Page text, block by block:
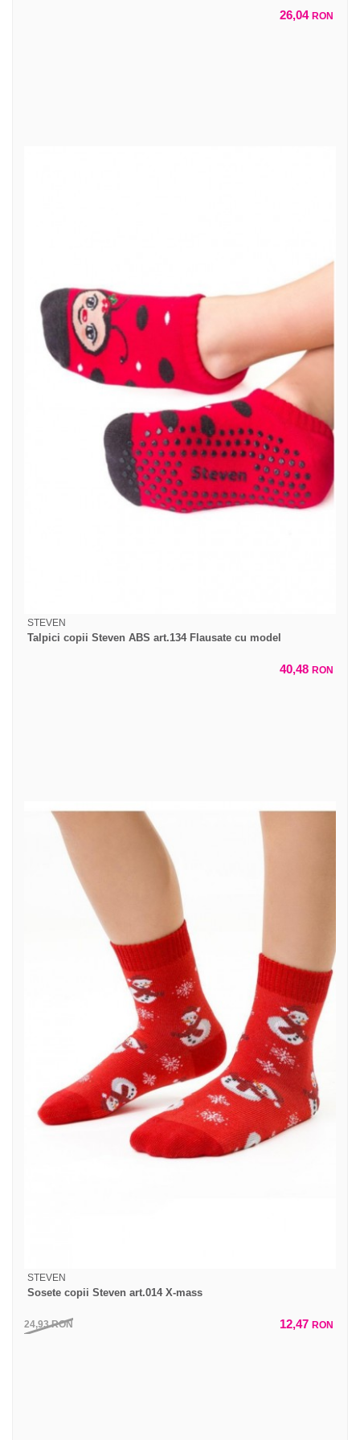
26,04 RON
STEVEN
Talpici copii Steven ABS art.134 Flausate cu model
40,48 RON
STEVEN
Sosete copii Steven art.014 X-mass
24,93RON 12,47 RON